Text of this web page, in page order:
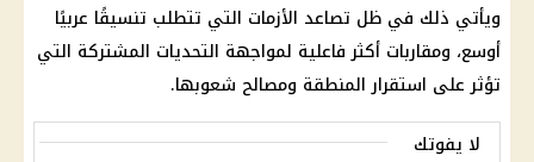
ويأتي ذلك في ظل تصاعد الأزمات التي تتطلب تنسيقًا عربيًا
أوسع، ومقاربات أكثر فاعلية لمواجهة التحديات المشتركة التي
تؤثر على استقرار المنطقة ومصالح شعوبها.
لا يفوتك